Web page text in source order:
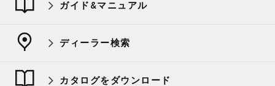
ガイド&マニュアル
ディーラー検索
カタログをダウンロード